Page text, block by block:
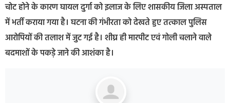
चोट होने के कारण घायल दुर्गा को इलाज के लिए शासकीय जिला अस्पताल
में भर्ती कराया गया है। घटना की गंभीरता को देखते हुए तत्काल पुलिस
आरोपियों की तलाश में जुट गई है। शीघ्र ही मारपीट एवं गोली चलाने वाले
बदमाशों के पकड़े जाने की आशंका है।